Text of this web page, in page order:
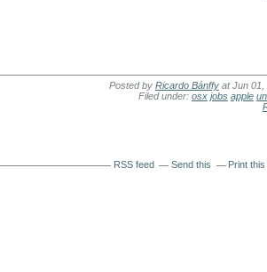
Posted by Ricardo Bánffy at Jun 01,
Filed under: osx jobs apple
RSS feed Send this Print this